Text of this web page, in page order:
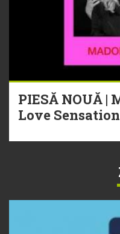
PIESĂ NOUĂ |
Love Sensation